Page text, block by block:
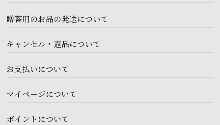
贈答用のお品の発送について
キャンセル・返品について
お支払いについて
マイページについて
ポイントについて